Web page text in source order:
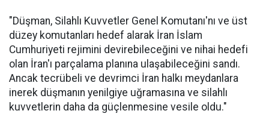
"Düşman, Silahlı Kuvvetler Genel Komutanı'nı ve üst
düzey komutanları hedef alarak İran İslam
Cumhuriyeti rejimini devirebileceğini ve nihai hedefi
olan İran'ı parçalama planına ulaşabileceğini sandı.
Ancak tecrübeli ve devrimci İran halkı meydanlara
inerek düşmanın yenilgiye uğramasına ve silahlı
kuvvetlerin daha da güçlenmesine vesile oldu."